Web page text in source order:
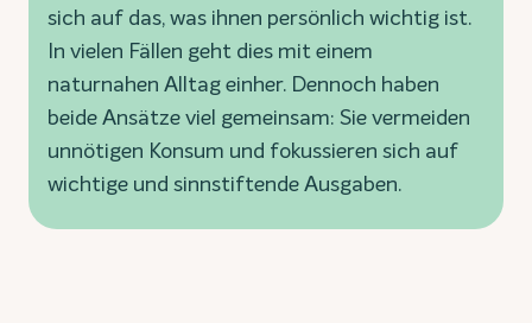
sich auf das, was ihnen persönlich wichtig ist.
In vielen Fällen geht dies mit einem
naturnahen Alltag einher. Dennoch haben
beide Ansätze viel gemeinsam: Sie vermeiden
unnötigen Konsum und fokussieren sich auf
wichtige und sinnstiftende Ausgaben.